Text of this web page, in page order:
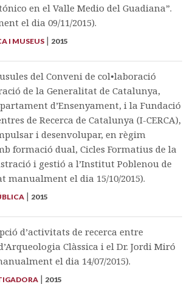
en el Valle Medio del Guadiana”.
el dia 09/11/2015).
I MUSEUS | 2015
del Conveni de col•laboració
de la Generalitat de Catalunya,
d’Ensenyament, i la Fundació
de Recerca de Catalunya (I-CERCA),
i desenvolupar, en règim
formació dual, Cicles Formatius de la
i gestió a l’Institut Poblenou de
manualment el dia 15/10/2015).
| 2015
d’activitats de recerca entre
Clàssica i el Dr. Jordi Miró
el dia 14/07/2015).
| 2015